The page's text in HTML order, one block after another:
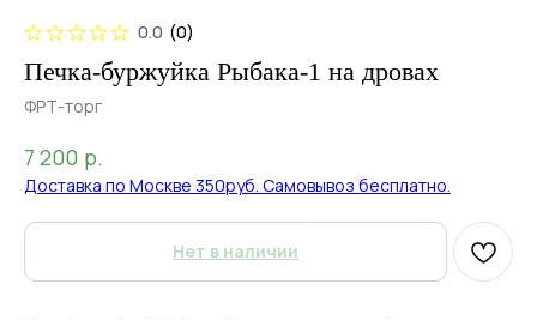
0.0 (0)
Печка-буржуйка Рыбака-1 на дровах
ФРТ-торг
7 200 р.
Доставка по Москве 350руб. Самовывоз бесплатно.
Нет в наличии